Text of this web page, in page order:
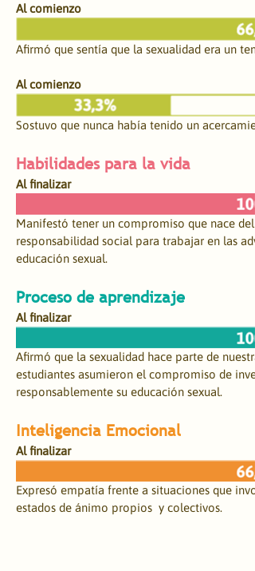
Al comienzo
Afirmó que sentía que la sexualidad era un
Al comienzo
Sostuvo que nunca había tenido un
​Habilidades para la vida
Al finalizar
Manifestó tener un compromiso que nace
responsabilidad social para trabajar en las
educación sexual.
​Proceso de aprendizaje
Al finalizar
Afirmó que la sexualidad hace parte de
estudiantes asumieron el compromiso de
responsablemente su educación sexual.
Inteligencia Emocional
Al finalizar
Expresó empatía frente a situaciones que
estados de ánimo propios  y colectivos.